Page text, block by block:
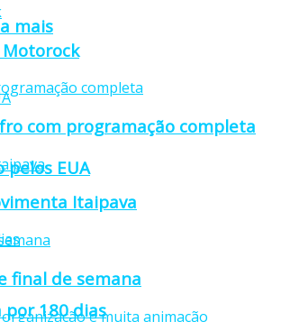
mais
EUA
por 180 dias
com programação completa
Itaipava
final de semana